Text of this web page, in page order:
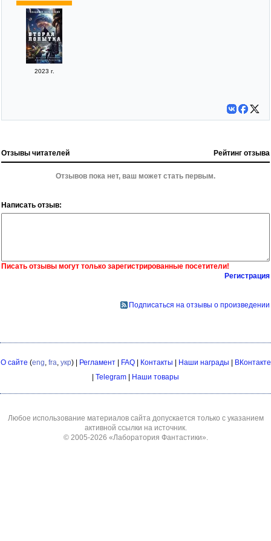
2023 г.
Отзывы читателей Рейтинг отзыва
Отзывов пока нет, ваш может стать первым.
Написать отзыв:
Писать отзывы могут только зарегистрированные посетители!
Регистрация
Подписаться на отзывы о произведении
О сайте (eng fra укр) | Регламент| FAQ| Контакты | Наши награды | ВКонтакте
| Telegram | Наши товары
Любое использование материалов сайта допускается только с указанием
активной ссылки на источник.
© 2005-2026 «Лаборатория Фантастики»